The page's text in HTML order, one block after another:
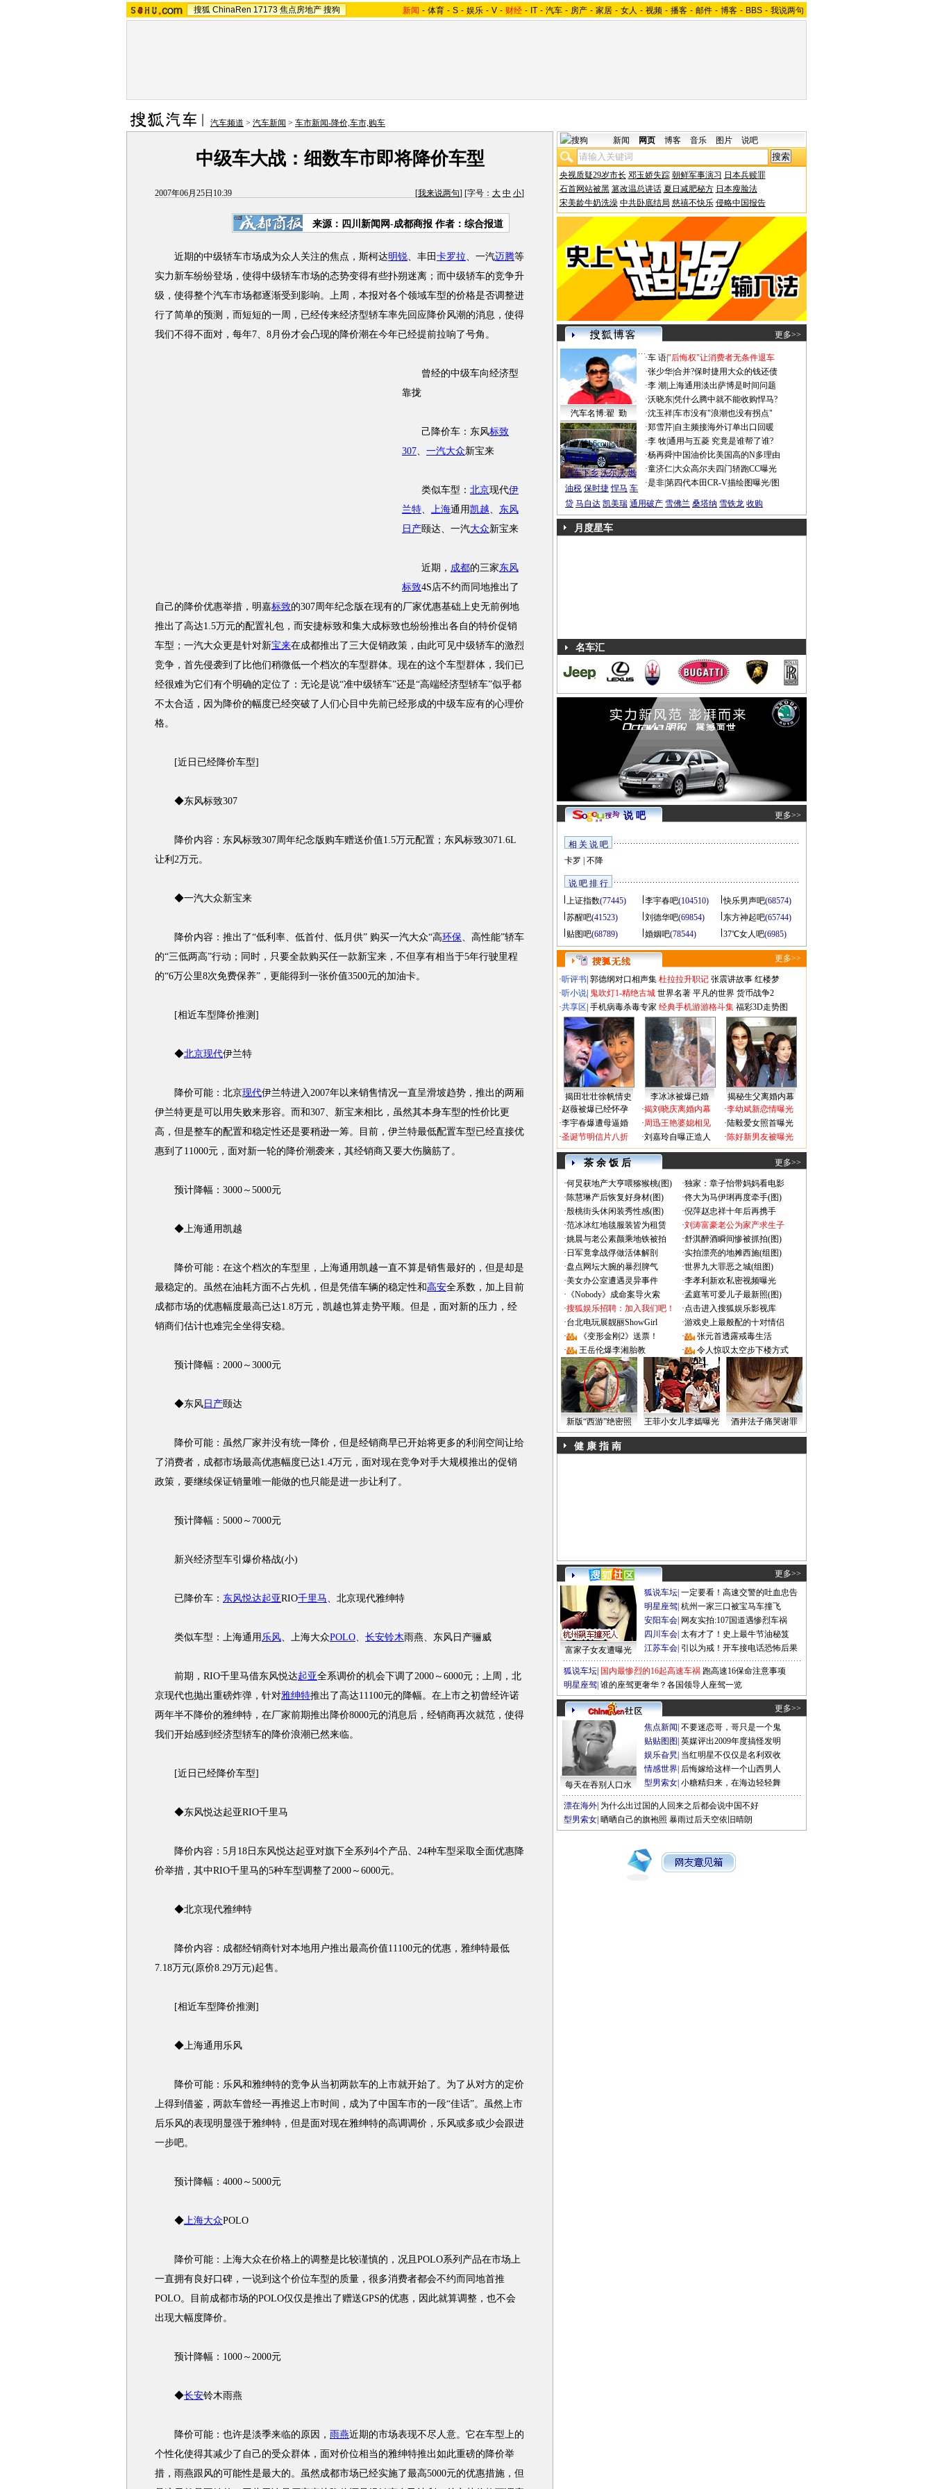
搜狐 ChinaRen 17173 焦点房地产 搜狗 新闻 - 体育 - S - 娱乐 - V - 财经 - IT - 汽车 - 房产 - 家居 - 女人 - 视频 - 播客 - 邮件 - 博客 - BBS - 我说两句
汽车频道 > 汽车新闻 > 车市新闻-降价,车市,购车
中级车大战：细数车市即将降价车型
2007年06月25日10:39 [我来说两句] [字号： 大 中 小]
来源：四川新闻网-成都商报 作者：综合报道
近期的中级轿车市场成为众人关注的焦点，斯柯达明锐、丰田 卡罗拉、一汽迈腾等
实力新车纷纷登场，使得中级轿车市场的态势变得有些扑朔迷离；而中级轿车的竞争升
级，使得整个汽车市场都逐渐受到影响。上周，本报对各个领域车型的价格是否调整进
行了简单的预测，而短短的一周，已经传来经济型轿车率先回应降价风潮的消息，使得
我们不得不面对，每年7、8月份才会凸现的降价潮在今年已经提前拉响了号角。
曾经的中级车向经济型
靠拢
己降价车：东风标致
307、 一汽大众新宝来
类似车型： 北京现代伊
兰特、 上海通用凯越、 东风
日产颐达、一汽大众新宝来
近期， 成都的三家东风
标致4S店不约而同地推出了
自己的降价优惠举措，明嘉标致的307周年纪念版在现有的厂家优惠基础上史无前例地
推出了高达1.5万元的配置礼包，而安捷标致和集大成标致也纷纷推出各自的特价促销
车型；一汽大众更是针对新宝来在成都推出了三大促销政策，由此可见中级轿车的激烈
竞争，首先侵袭到了比他们稍微低一个档次的车型群体。现在的这个车型群体，我们已
经很难为它们有个明确的定位了：无论是说“准中级轿车”还是“高端经济型轿车”似乎都
不太合适，因为降价的幅度已经突破了人们心目中先前已经形成的中级车应有的心理价
格。
[近日已经降价车型]
◆东风标致307
降价内容：东风标致307周年纪念版购车赠送价值1.5万元配置；东风标致3071.6L
让利2万元。
◆一汽大众新宝来
降价内容：推出了“低利率、低首付、低月供” 购买一汽大众“高环保、高性能”轿车
的“三低两高”行动；同时，只要全款购买任一款新宝来，不但享有相当于5年行驶里程
的“6万公里8次免费保养”，更能得到一张价值3500元的加油卡。
[相近车型降价推测]
◆北京现代伊兰特
降价可能：北京现代伊兰特进入2007年以来销售情况一直呈滑坡趋势，推出的两厢
伊兰特更是可以用失败来形容。而和307、新宝来相比，虽然其本身车型的性价比更
高，但是整车的配置和稳定性还是要稍逊一筹。目前，伊兰特最低配置车型已经直接优
惠到了11000元，面对新一轮的降价潮袭来，其经销商又要大伤脑筋了。
预计降幅：3000～5000元
◆上海通用凯越
降价可能：在这个档次的车型里，上海通用凯越一直不算是销售最好的，但是却是
最稳定的。虽然在油耗方面不占先机，但是凭借车辆的稳定性和高安全系数，加上目前
成都市场的优惠幅度最高已达1.8万元，凯越也算走势平顺。但是，面对新的压力，经
销商们估计也难完全坐得安稳。
预计降幅：2000～3000元
◆东风 日产颐达
降价可能：虽然厂家并没有统一降价，但是经销商早已开始将更多的利润空间让给
了消费者，成都市场最高优惠幅度已达1.4万元，面对现在竞争对手大规模推出的促销
政策，要继续保证销量唯一能做的也只能是进一步让利了。
预计降幅：5000～7000元
新兴经济型车引爆价格战(小)
已降价车： 东风悦达起亚RIO千里马、北京现代雅绅特
类似车型：上海通用 乐风、上海大众POLO、 长安铃木雨燕、东风日产骊威
前期，RIO千里马借东风悦达起亚全系调价的机会下调了2000～6000元；上周，北
京现代也抛出重磅炸弹，针对雅绅特推出了高达11100元的降幅。在上市之初曾经许诺
两年半不降价的雅绅特，在厂家前期推出降价8000元的消息后，经销商再次就范，使得
我们开始感到经济型轿车的降价浪潮已然来临。
[近日已经降价车型]
◆东风悦达起亚RIO千里马
降价内容：5月18日东风悦达起亚对旗下全系列4个产品、24种车型采取全面优惠降
价举措，其中RIO千里马的5种车型调整了2000～6000元。
◆北京现代雅绅特
降价内容：成都经销商针对本地用户推出最高价值11100元的优惠，雅绅特最低
7.18万元(原价8.29万元)起售。
[相近车型降价推测]
◆上海通用乐风
降价可能：乐风和雅绅特的竞争从当初两款车的上市就开始了。为了从对方的定价
上得到借鉴，两款车曾经一再推迟上市时间，成为了中国车市的一段“佳话”。虽然上市
后乐风的表现明显强于雅绅特，但是面对现在雅绅特的高调调价，乐风或多或少会跟进
一步吧。
预计降幅：4000～5000元
◆上海大众POLO
降价可能：上海大众在价格上的调整是比较谨慎的，况且POLO系列产品在市场上
一直拥有良好口碑，一说到这个价位车型的质量，很多消费者都会不约而同地首推
POLO。目前成都市场的POLO仅仅是推出了赠送GPS的优惠，因此就算调整，也不会
出现大幅度降价。
预计降幅：1000～2000元
◆长安铃木雨燕
降价可能：也许是淡季来临的原因， 雨燕近期的市场表现不尽人意。它在车型上的
个性化使得其减少了自己的受众群体，面对价位相当的雅绅特推出如此重磅的降价举
措，雨燕跟风的可能性是最大的。虽然成都市场已经实施了最高5000元的优惠措施，但
新闻 网页 博客 音乐 图片 说吧
央视质疑29岁市长 邓玉娇失踪 朝鲜军事演习 日本兵赎罪
石首网站被黑 篡改温总讲话 夏日减肥秘方 日本瘦脸法
宋美龄牛奶洗澡 中共卧底结局 慈禧不快乐 侵略中国报告
更多>>
汽车名博:翟 勤
帕萨特b6coupe谍照
·车 语|"后悔权"让消费者无条件退车
·张少华|合并?保时捷用大众的钱还债
·李 潮 上海通用淡出萨博是时间问题
·沃晓东|凭什么腾中就不能收购悍马?
·沈玉祥|车市没有"浪潮也没有拐点"
·郑雪芹| 自主频接海外订单出口回暖
·李 牧|通用与五菱 究竟是谁帮了谁?
·杨再舜|中国油价比美国高的N多理由
·童济仁|大众高尔夫四门轿跑CC曝光
·是非|第四代本田CR-V描绘图曝光/图
热点标签： 车船税
汽车下乡 沃尔沃 燃
油税 保时捷 悍马 车
贷 马自达 凯美瑞 通用破产 雪佛兰 桑塔纳 雪铁龙 收购
月度星车
名车汇
说 吧 更多>>
相 关 说 吧
卡罗
不降
说 吧 排 行
上证指数(77445) 李宇春吧(104510) 快乐男声吧(68574)
苏醒吧(41523) 刘德华吧(69854) 东方神起吧(65744)
贴图吧(68789) 婚姻吧(78544) 37℃女人吧(6985)
更多>>
·听评书 郭德纲对口相声集 杜拉拉升职记 张震讲故事 红楼梦
·听小说 鬼吹灯1-精绝古城 世界名著 平凡的世界 货币战争2
·共享区 手机病毒杀毒专家 经典手机游游格斗集 福彩3D走势图
揭田壮壮徐帆情史 李冰冰被爆已婚
揭秘生父离婚内幕
·赵薇被爆已经怀孕
·李宇春爆遭母逼婚
·圣诞节明信片八折
·揭刘晓庆离婚内幕
·周迅王艳婆媳相见
·刘嘉玲自曝正造人
·李幼斌新恋情曝光
·陆毅爱女照首曝光
·陈好新男友被曝光
茶 余 饭 后 更多>>
·何炅获地产大亨喂猕猴桃(图) ·独家：章子怡带妈妈看电影
·陈慧琳产后恢复好身材(图) ·佟大为马伊琍再度牵手(图)
·殷桃街头休闲装秀性感(图) ·倪萍赵忠祥十年后再携手
·范冰冰红地毯服装皆为租赁 ·刘涛富豪老公为家产求生子
·姚晨与老公素颜乘地铁被拍 ·舒淇醉酒瞬间惨被抓拍(图)
· 日军竟拿战俘做活体解剖 ·实拍漂亮的地摊西施(组图)
·盘点网坛大腕的暴烈脾气 ·世界九大罪恶之城(组图)
·美女办公室遭遇灵异事件 ·李孝利新欢私密视频曝光
· 《Nobody》成命案导火索 ·孟庭苇可爱儿子最新照(图)
·搜狐娱乐招聘：加入我们吧！ ·点击进入搜狐娱乐影视库
·台北电玩展靓丽ShowGirl ·游戏史上最般配的十对情侣
·
《变形金刚2》送票！ ·
张元首透露戒毒生活
·
王岳伦爆李湘胎教 · 令人惊叹太空步下楼方式
新版“西游”绝密照 王菲小女儿李嫣曝光 酒井法子痛哭谢罪
健 康 指 南
更多>>
富家子女友遭曝光
狐说车坛 一定要看！高速交警的吐血忠告
明星座驾 杭州一家三口被宝马车撞飞
安阳车会 网友实拍:107国道遇惨烈车祸
四川车会 太有才了！史上最牛节油秘笈
江苏车会 引以为戒！开车接电话恐怖后果
狐说车坛 国内最惨烈的16起高速车祸 跑高速16保命注意事项
明星座驾 谁的座驾更奢华？各国领导人座驾一览
更多>>
每天在吞别人口水
焦点新闻 不要迷恋哥，哥只是一个鬼
贴贴图图 英媒评出2009年度搞怪发明
娱乐旮旯 当红明星不仅仅是名利双收
情感世界 后悔嫁给这样一个山西男人
型男索女 小糖精归来，在海边轻轻舞
漂在海外 为什么出过国的人回来之后都会说中国不好
型男索女 晒晒自己的旗袍照 暴雨过后天空依旧晴朗